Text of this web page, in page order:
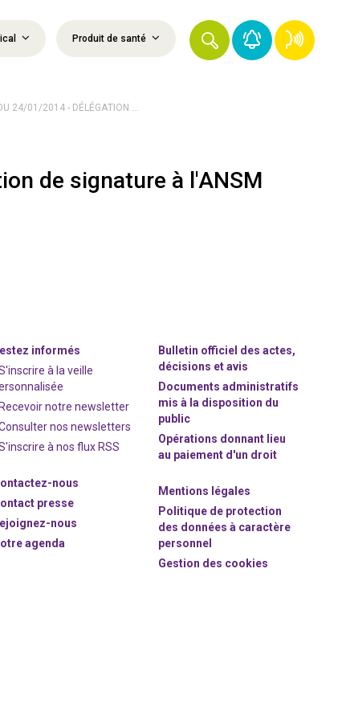
Produit de santé
24/01/2014 - DÉLÉGATION ...
de signature à l'ANSM
informés
à la veille
notre newsletter
nos newsletters
à nos flux RSS
nous
presse
-nous
agenda
Bulletin officiel des actes,
décisions et avis
Documents administratifs
mis à la disposition du
public
Opérations donnant lieu
au paiement d'un droit
Mentions légales
Politique de protection
des données à caractère
personnel
Gestion des cookies